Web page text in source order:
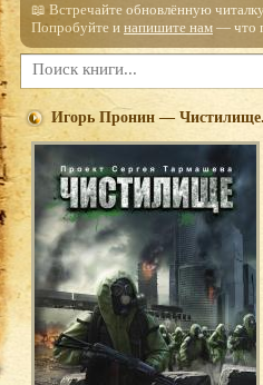
📖 Встречайте обновлённую
Попробуйте и напишите нам — что
Игорь Пронин —